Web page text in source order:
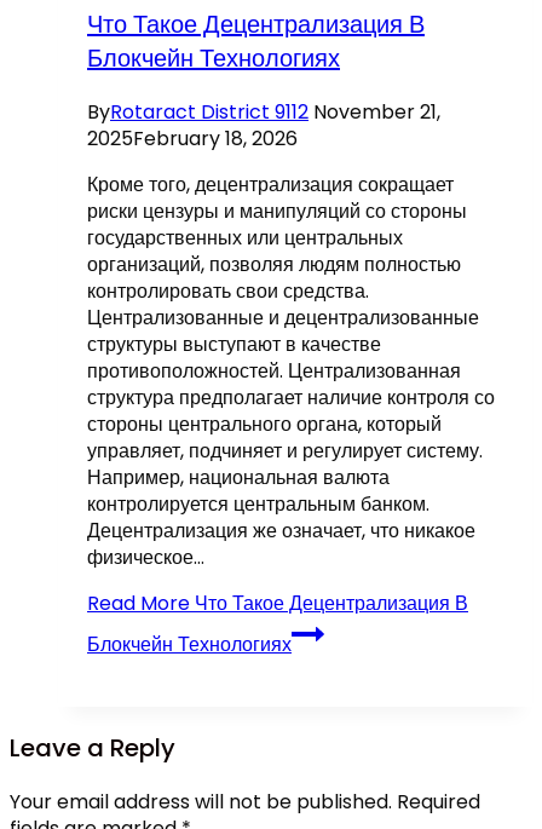
Что Такое Децентрализация В
Блокчейн Технологиях
ByRotaract District 9112 November 21,
2025February 18, 2026
Кроме того, децентрализация сокращает
риски цензуры и манипуляций со стороны
государственных или центральных
организаций, позволяя людям полностью
контролировать свои средства.
Централизованные и децентрализованные
структуры выступают в качестве
противоположностей. Централизованная
структура предполагает наличие контроля со
стороны центрального органа, который
управляет, подчиняет и регулирует систему.
Например, национальная валюта
контролируется центральным банком.
Децентрализация же означает, что никакое
физическое…
Read More Что Такое Децентрализация В
Блокчейн Технологиях
Leave a Reply
Your email address will not be published. Required